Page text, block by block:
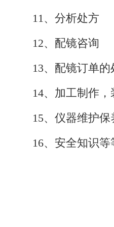
11、分析处方
12、配镜咨询
13、配镜订单的
14、加工制作，
15、仪器维护保
16、安全知识等